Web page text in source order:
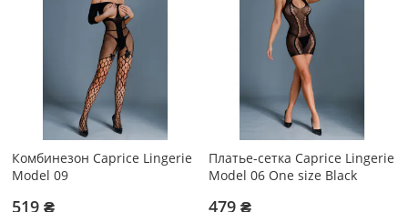
Комбинезон Caprice Lingerie
Model 09
519 ₴
Платье-сетка Caprice Lingerie
Model 06 One size Black
479 ₴